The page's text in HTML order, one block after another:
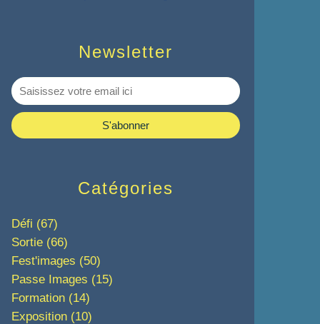
Newsletter
Catégories
Défi (67)
Sortie (66)
Fest'images (50)
Passe Images (15)
Formation (14)
Exposition (10)